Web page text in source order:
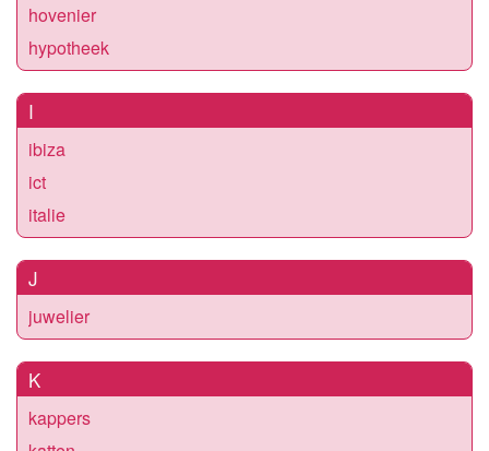
hovenier
hypotheek
I
ibiza
ict
italie
J
juwelier
K
kappers